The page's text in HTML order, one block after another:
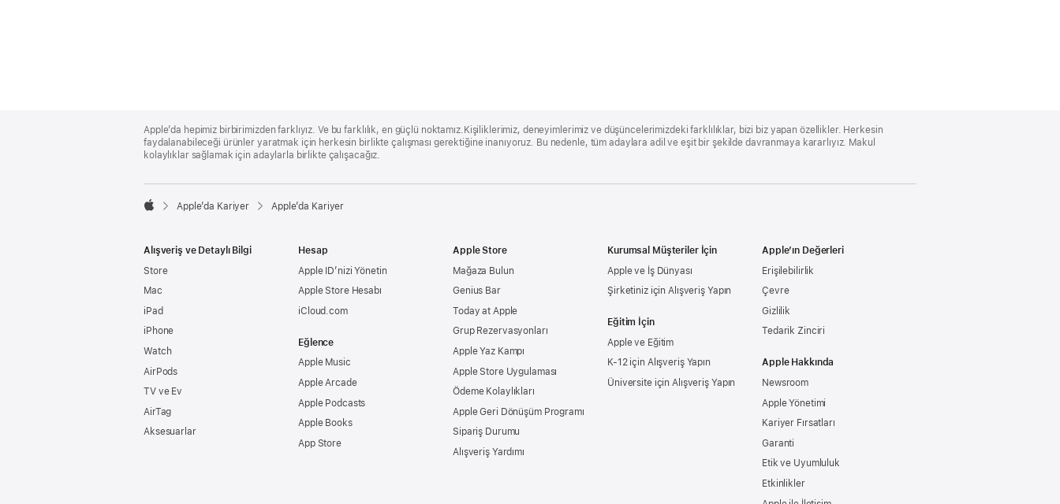
Footer
Apple’da hepimiz birbirimizden farklıyız. Ve bu farklılık, en güçlü noktamız.Kişiliklerimiz, deneyimlerimiz ve düşüncelerimizdeki farklılıklar, bizi biz yapan özellikler. Herkesin
faydalanabileceği ürünler yaratmak için herkesin birlikte çalışması gerektiğine inanıyoruz. Bu nedenle, tüm adaylara adil ve eşit bir şekilde davranmaya kararlıyız. Makul
kolaylıklar sağlamak için adaylarla birlikte çalışacağız.

Apple’da Kariyer Apple’da Kariyer
Alışveriş ve Detaylı Bilgi
Store
Mac
iPad
iPhone
Watch
AirPods
TV ve Ev
AirTag
Aksesuarlar
Hesap
Apple ID’nizi Yönetin
Apple Store Hesabı
iCloud.com
Eğlence
Apple Music
Apple Arcade
Apple Podcasts
Apple Books
App Store
Apple Store
Mağaza Bulun
Genius Bar
Today at Apple
Grup Rezervasyonları
Apple Yaz Kampı
Apple Store Uygulaması
Ödeme Kolaylıkları
Apple Geri Dönüşüm Programı
Sipariş Durumu
Alışveriş Yardımı
Kurumsal Müşteriler İçin
Apple ve İş Dünyası
Şirketiniz için Alışveriş Yapın
Eğitim İçin
Apple ve Eğitim
K-12 için Alışveriş Yapın
Üniversite için Alışveriş Yapın
Apple’ın Değerleri
Erişilebilirlik
Çevre
Gizlilik
Tedarik Zinciri
Apple Hakkında
Newsroom
Apple Yönetimi
Kariyer Fırsatları
Garanti
Etik ve Uyumluluk
Etkinlikler